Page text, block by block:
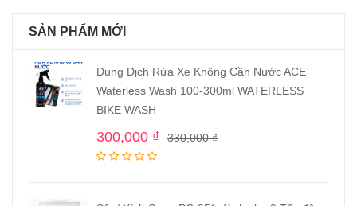
SẢN PHẨM MỚI
Dung Dịch Rửa Xe Không Cần Nước ACE
Waterless Wash 100-300ml WATERLESS
BIKE WASH
330,000₫
300,000 ₫